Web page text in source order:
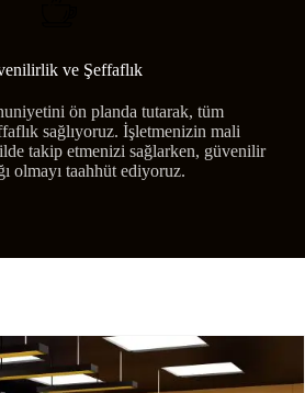
ve Şeffaflık
ön planda tutarak, tüm
sağlıyoruz. İşletmenizin mali
takip etmenizi sağlarken, güvenilir
olmayı taahhüt ediyoruz.